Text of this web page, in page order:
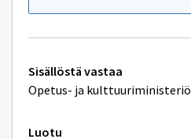
Tekniset
lisätiedot
Sisällöstä vastaa
Opetus- ja kulttuuriministeriö
Luotu